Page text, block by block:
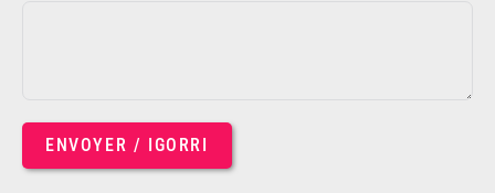
ENVOYER / IGORRI